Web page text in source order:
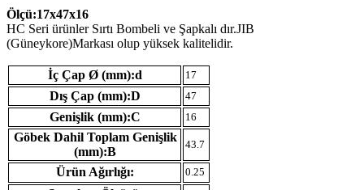
Ölçü:17x47x16
HC Seri ürünler Sırtı Bombeli ve Şapkalı dır.JIB
(Güneykore)Markası olup yüksek kalitelidir.
İç Çap Ø (mm):d 17
Dış Çap (mm):D 47
Genişlik (mm):C 16
Göbek Dahil Toplam Genişlik
(mm):B
43.7
Ürün Ağırlığı: 0.25